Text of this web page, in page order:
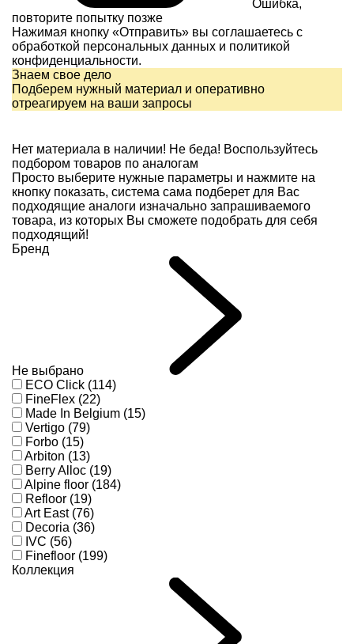
Ошибка,
повторите попытку позже
Нажимая кнопку «Отправить» вы соглашаетесь с
обработкой персональных данных и политикой
конфиденциальности.
Знаем свое дело
Подберем нужный материал и оперативно
отреагируем на ваши запросы
Нет материала в наличии! Не беда! Воспользуйтесь
подбором товаров по аналогам
Просто выберите нужные параметры и нажмите на
кнопку показать, система сама подберет для Вас
подходящие аналоги изначально запрашиваемого
товара, из которых Вы сможете подобрать для себя
подходящий!
Бренд
Не выбрано
ECO Click (114)
FineFlex (22)
Made In Belgium (15)
Vertigo (79)
Forbo (15)
Arbiton (13)
Berry Alloc (19)
Alpine floor (184)
Refloor (19)
Art East (76)
Decoria (36)
IVC (56)
Finefloor (199)
Коллекция